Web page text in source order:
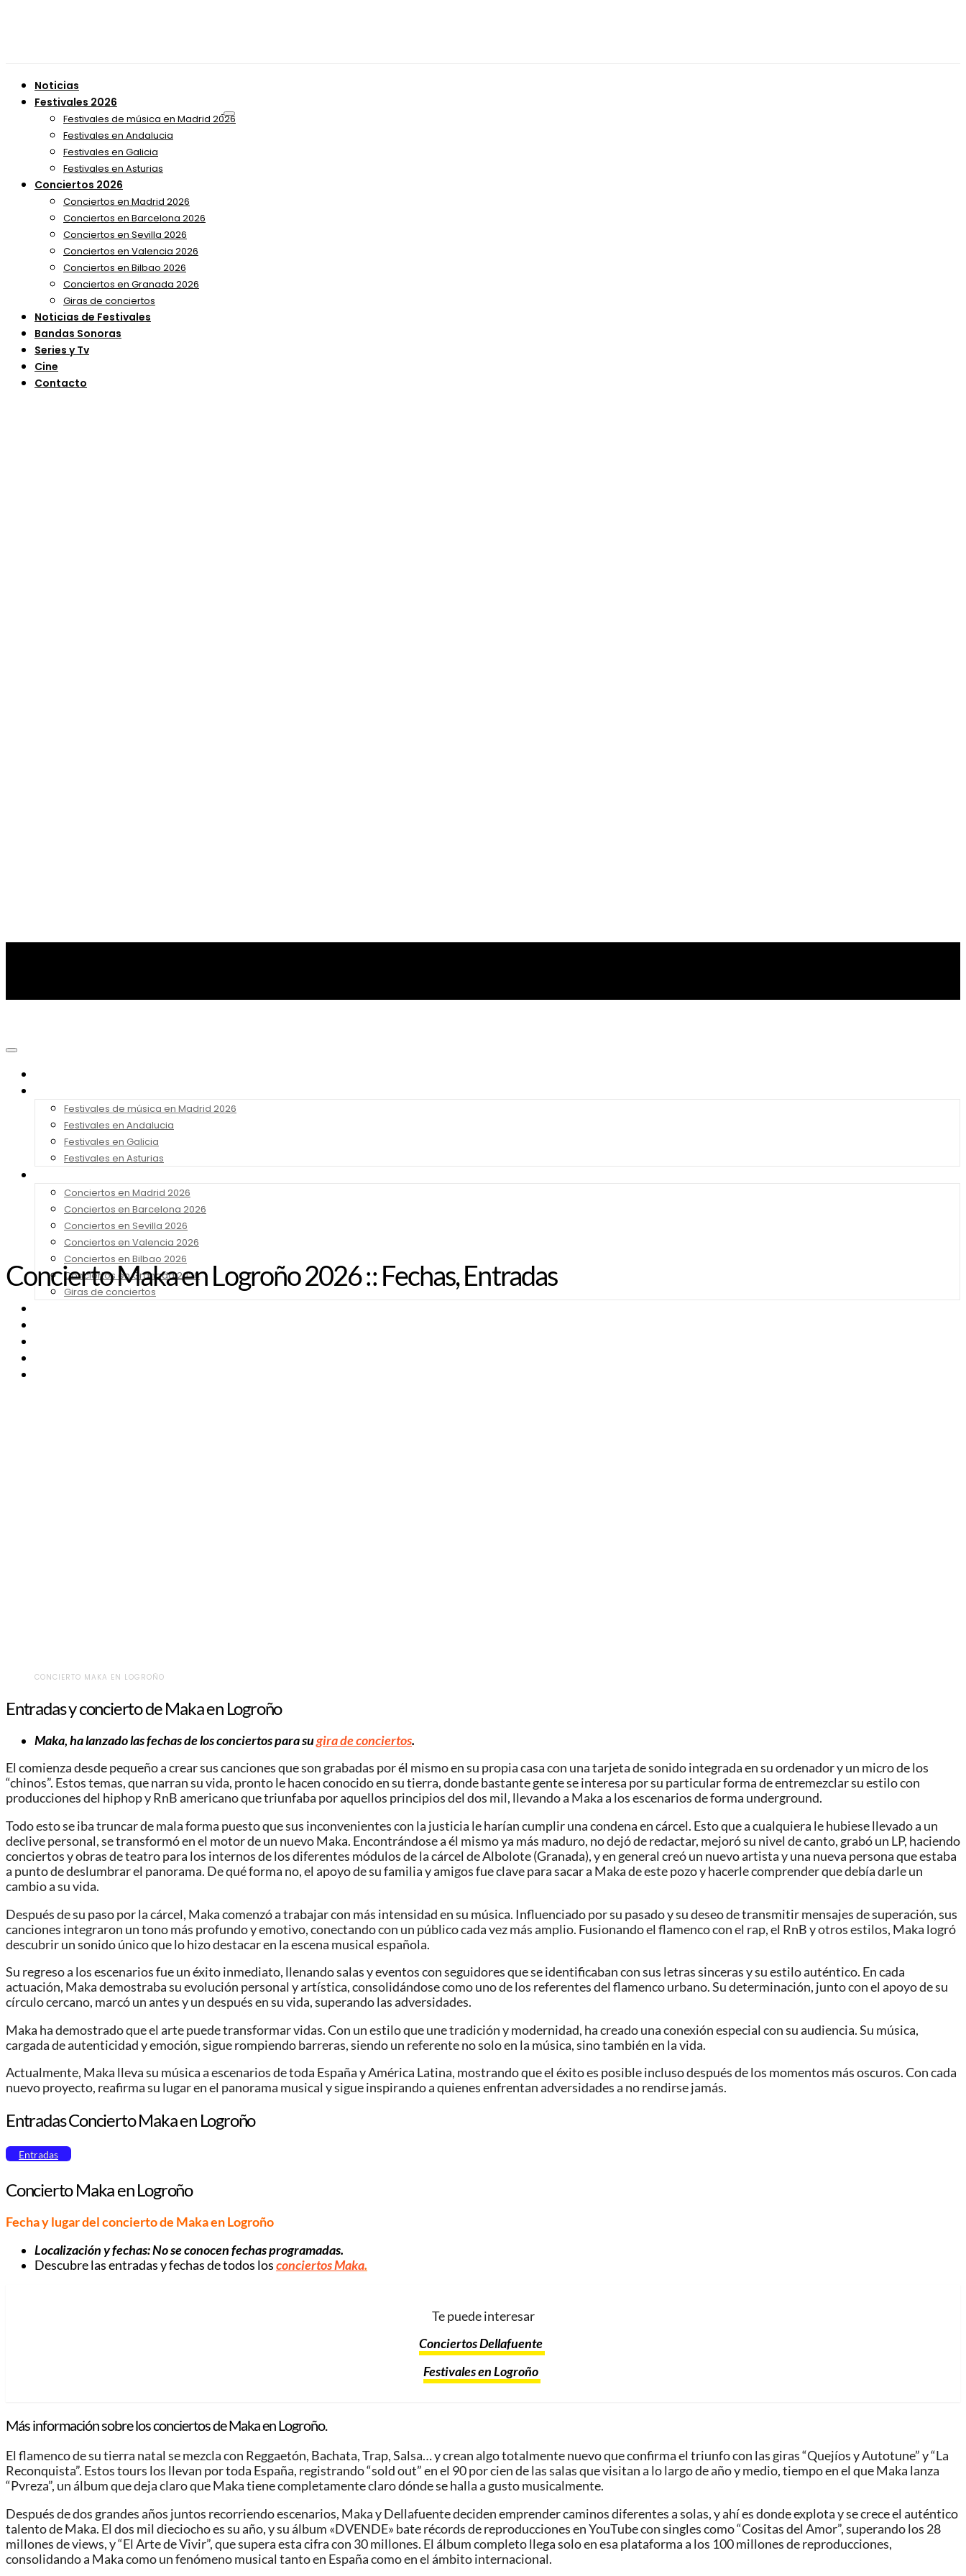
Noticias
Festivales 2026
Festivales de música en Madrid 2026
Festivales en Andalucia
Festivales en Galicia
Festivales en Asturias
Conciertos 2026
Conciertos en Madrid 2026
Conciertos en Barcelona 2026
Conciertos en Sevilla 2026
Conciertos en Valencia 2026
Conciertos en Bilbao 2026
Conciertos en Granada 2026
Giras de conciertos
Noticias de Festivales
Bandas Sonoras
Series y Tv
Cine
Contacto
Festivales de música en Madrid 2026
Festivales en Andalucia
Festivales en Galicia
Festivales en Asturias
Conciertos en Madrid 2026
Conciertos en Barcelona 2026
Conciertos en Sevilla 2026
Conciertos en Valencia 2026
Conciertos en Bilbao 2026
Conciertos en Granada 2026
Giras de conciertos
Concierto Maka en Logroño 2026 :: Fechas, Entradas
CONCIERTO MAKA EN LOGROÑO
Entradas y concierto de Maka en Logroño
Maka, ha lanzado las fechas de los conciertos para sugira de conciertos.
El comienza desde pequeño a crear sus canciones que son grabadas por él mismo en su propia casa con una tarjeta de sonido integrada en su ordenador y un micro de los
“chinos”. Estos temas, que narran su vida, pronto le hacen conocido en su tierra, donde bastante gente se interesa por su particular forma de entremezclar su estilo con
producciones del hiphop y RnB americano que triunfaba por aquellos principios del dos mil, llevando a Maka a los escenarios de forma underground.
Todo esto se iba truncar de mala forma puesto que sus inconvenientes con la justicia le harían cumplir una condena en cárcel. Esto que a cualquiera le hubiese llevado a un
declive personal, se transformó en el motor de un nuevo Maka. Encontrándose a él mismo ya más maduro, no dejó de redactar, mejoró su nivel de canto, grabó un LP, haciendo
conciertos y obras de teatro para los internos de los diferentes módulos de la cárcel de Albolote (Granada), y en general creó un nuevo artista y una nueva persona que estaba
a punto de deslumbrar el panorama. De qué forma no, el apoyo de su familia y amigos fue clave para sacar a Maka de este pozo y hacerle comprender que debía darle un
cambio a su vida.
Después de su paso por la cárcel, Maka comenzó a trabajar con más intensidad en su música. Influenciado por su pasado y su deseo de transmitir mensajes de superación, sus
canciones integraron un tono más profundo y emotivo, conectando con un público cada vez más amplio. Fusionando el flamenco con el rap, el RnB y otros estilos, Maka logró
descubrir un sonido único que lo hizo destacar en la escena musical española.
Su regreso a los escenarios fue un éxito inmediato, llenando salas y eventos con seguidores que se identificaban con sus letras sinceras y su estilo auténtico. En cada
actuación, Maka demostraba su evolución personal y artística, consolidándose como uno de los referentes del flamenco urbano. Su determinación, junto con el apoyo de su
círculo cercano, marcó un antes y un después en su vida, superando las adversidades.
Maka ha demostrado que el arte puede transformar vidas. Con un estilo que une tradición y modernidad, ha creado una conexión especial con su audiencia. Su música,
cargada de autenticidad y emoción, sigue rompiendo barreras, siendo un referente no solo en la música, sino también en la vida.
Actualmente, Maka lleva su música a escenarios de toda España y América Latina, mostrando que el éxito es posible incluso después de los momentos más oscuros. Con cada
nuevo proyecto, reafirma su lugar en el panorama musical y sigue inspirando a quienes enfrentan adversidades a no rendirse jamás.
Entradas Concierto Maka en Logroño
Entradas
Concierto Maka en Logroño
Fecha y lugar del concierto de Maka en Logroño
Localización y fechas: No se conocen fechas programadas.
Descubre las entradas y fechas de todos losconciertos Maka.
Te puede interesar
Conciertos Dellafuente
Festivales en Logroño
Más información sobre los conciertos de Maka en Logroño.
El flamenco de su tierra natal se mezcla con Reggaetón, Bachata, Trap, Salsa… y crean algo totalmente nuevo que confirma el triunfo con las giras “Quejíos y Autotune” y “La
Reconquista”. Estos tours los llevan por toda España, registrando “sold out” en el 90 por cien de las salas que visitan a lo largo de año y medio, tiempo en el que Maka lanza
“Pvreza”, un álbum que deja claro que Maka tiene completamente claro dónde se halla a gusto musicalmente.
Después de dos grandes años juntos recorriendo escenarios, Maka y Dellafuente deciden emprender caminos diferentes a solas, y ahí es donde explota y se crece el auténtico
talento de Maka. El dos mil dieciocho es su año, y su álbum «DVENDE» bate récords de reproducciones en YouTube con singles como “Cositas del Amor”, superando los 28
millones de views, y “El Arte de Vivir”, que supera esta cifra con 30 millones. El álbum completo llega solo en esa plataforma a los 100 millones de reproducciones,
consolidando a Maka como un fenómeno musical tanto en España como en el ámbito internacional.